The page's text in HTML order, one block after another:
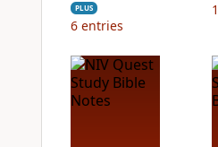
PLUS
6 entries
1